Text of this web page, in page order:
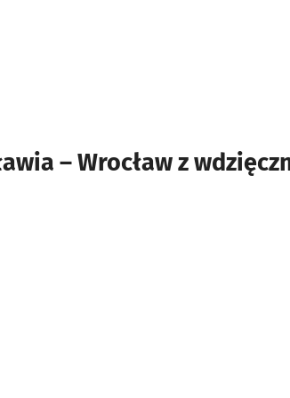
– Wrocław z